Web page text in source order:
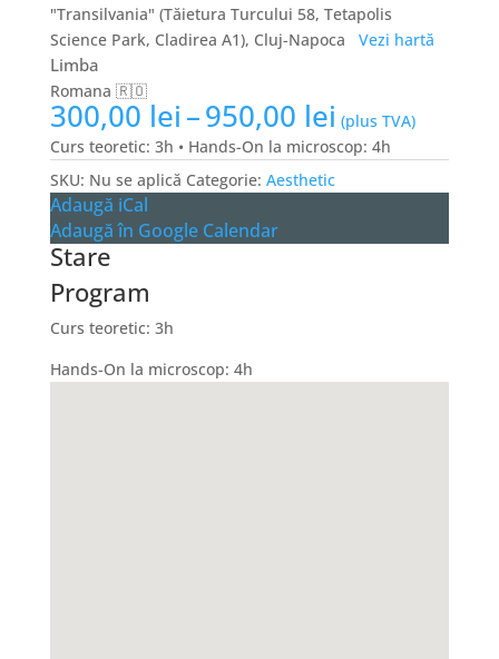
"Transilvania" (Tăietura Turcului 58, Tetapolis
Science Park, Cladirea A1), Cluj-Napoca Vezi hartă
Limba
Romana 🇷🇴
300,00 lei–950,00 leiInterval
de
prețuri:
300,00 lei
la
(plus TVA)
Curs teoretic: 3h • Hands-On la microscop: 4h
SKU: Nu se aplică Categorie: Aesthetic
Adaugă iCal
Adaugă în Google Calendar
Stare
Program
Curs teoretic: 3h
Hands-On la microscop: 4h